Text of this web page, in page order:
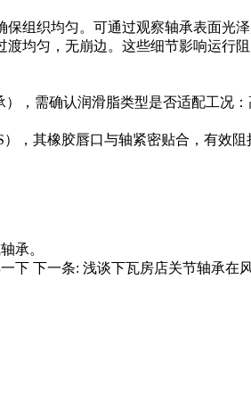
组织均匀。可通过观察轴承表面光
均匀，无崩边。这些细节影响运行
，需确认润滑脂类型是否适配工况
，其橡胶唇口与轴紧密贴合，有效
承。
下 下一条: 浅谈下瓦房店关节轴承在